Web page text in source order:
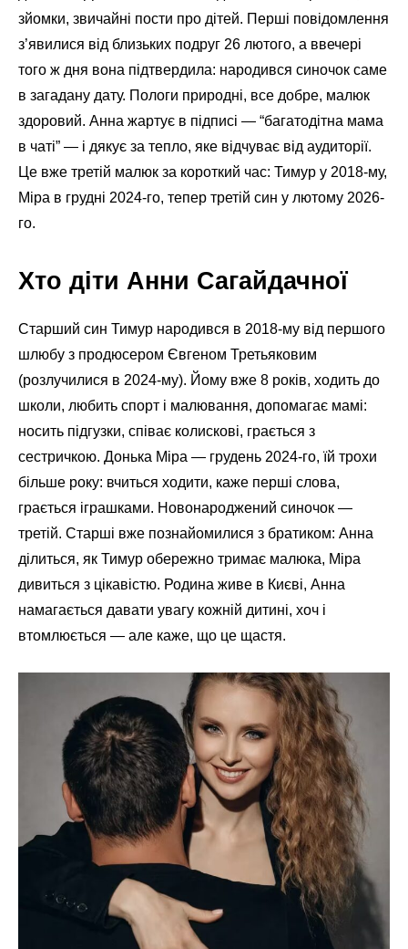
зйомки, звичайні пости про дітей. Перші повідомлення
з’явилися від близьких подруг 26 лютого, а ввечері
того ж дня вона підтвердила: народився синочок саме
в загадану дату. Пологи природні, все добре, малюк
здоровий. Анна жартує в підписі — “багатодітна мама
в чаті” — і дякує за тепло, яке відчуває від аудиторії.
Це вже третій малюк за короткий час: Тимур у 2018-му,
Міра в грудні 2024-го, тепер третій син у лютому 2026-
го.
Хто діти Анни Сагайдачної
Старший син Тимур народився в 2018-му від першого
шлюбу з продюсером Євгеном Третьяковим
(розлучилися в 2024-му). Йому вже 8 років, ходить до
школи, любить спорт і малювання, допомагає мамі:
носить підгузки, співає колискові, грається з
сестричкою. Донька Міра — грудень 2024-го, їй трохи
більше року: вчиться ходити, каже перші слова,
грається іграшками. Новонароджений синочок —
третій. Старші вже познайомилися з братиком: Анна
ділиться, як Тимур обережно тримає малюка, Міра
дивиться з цікавістю. Родина живе в Києві, Анна
намагається давати увагу кожній дитині, хоч і
втомлюється — але каже, що це щастя.